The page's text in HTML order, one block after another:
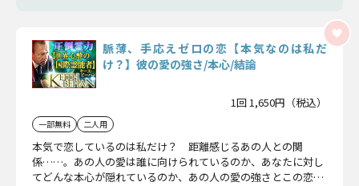
脈薄、手応えゼロの恋【本気なのは私だ
け？】彼の愛の強さ/本心/結論
1回 1,650円（税込）
一部無料 二人用
本気で恋しているのは私だけ？ 距離感じるあの人との関
係……。あの人の愛は誰に向けられているのか、あなたに対し
てどんな本心が隠れているのか、あの人の愛の強さとこの恋に